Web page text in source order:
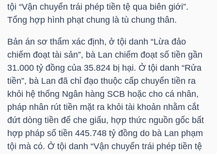
tội “Vận chuyển trái phép tiền tệ qua biên giới”.
Tổng hợp hình phạt chung là tù chung thân.
Bản án sơ thẩm xác định, ở tội danh “Lừa đảo
chiếm đoạt tài sản”, bà Lan chiếm đoạt số tiền gần
31.000 tỷ đồng của 35.824 bị hại. Ở tội danh “Rửa
tiền”, bà Lan đã chỉ đạo thuộc cấp chuyển tiền ra
khỏi hệ thống Ngân hàng SCB hoặc cho cá nhân,
pháp nhân rút tiền mặt ra khỏi tài khoản nhằm cắt
đứt dòng tiền để che giấu, hợp thức nguồn gốc bất
hợp pháp số tiền 445.748 tỷ đồng do bà Lan phạm
tội mà có. Ở tội danh “Vận chuyển trái phép tiền tệ
TIỆN
ÍCH
BẤT
ĐỘNG
SẢN
Mã
chứng